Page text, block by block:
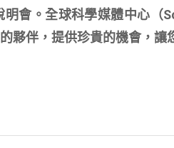
會。全球科學媒體中心（
夥伴，提供珍貴的機會，讓